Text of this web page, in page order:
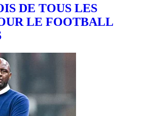
DE TOUS LES
LE FOOTBALL